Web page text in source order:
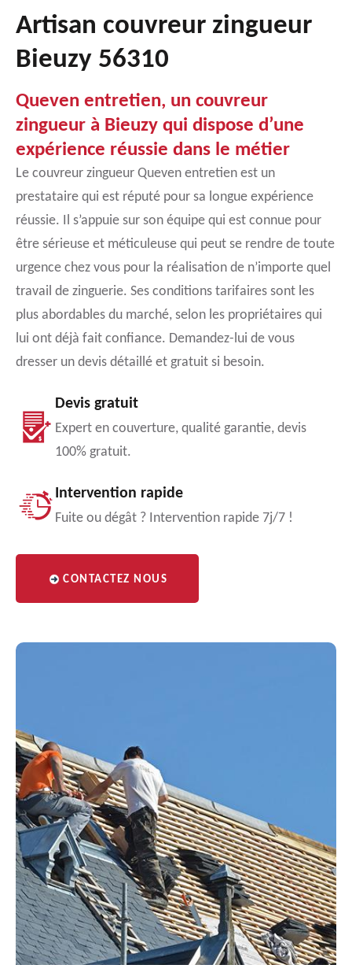
Artisan couvreur zingueur
Bieuzy 56310
Queven entretien, un couvreur
zingueur à Bieuzy qui dispose d’une
expérience réussie dans le métier
Le couvreur zingueur Queven entretien est un
prestataire qui est réputé pour sa longue expérience
réussie. Il s’appuie sur son équipe qui est connue pour
être sérieuse et méticuleuse qui peut se rendre de toute
urgence chez vous pour la réalisation de n’importe quel
travail de zinguerie. Ses conditions tarifaires sont les
plus abordables du marché, selon les propriétaires qui
lui ont déjà fait confiance. Demandez-lui de vous
dresser un devis détaillé et gratuit si besoin.
Devis gratuit
Expert en couverture, qualité garantie, devis
100% gratuit.
Intervention rapide
Fuite ou dégât ? Intervention rapide 7j/7 !
CONTACTEZ NOUS